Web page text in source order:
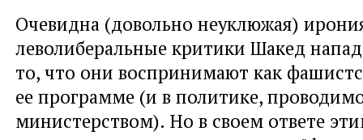
Очевидна (довольно неуклюжая)
леволиберальные критики Шакед
то, что они воспринимают как
ее программе (и в политике,
министерством). Но в своем ответе